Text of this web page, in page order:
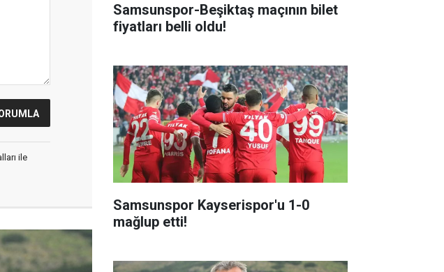
ile
Samsunspor-Beşiktaş maçının bilet
fiyatları belli oldu!
Samsunspor Kayserispor'u 1-0
mağlup etti!